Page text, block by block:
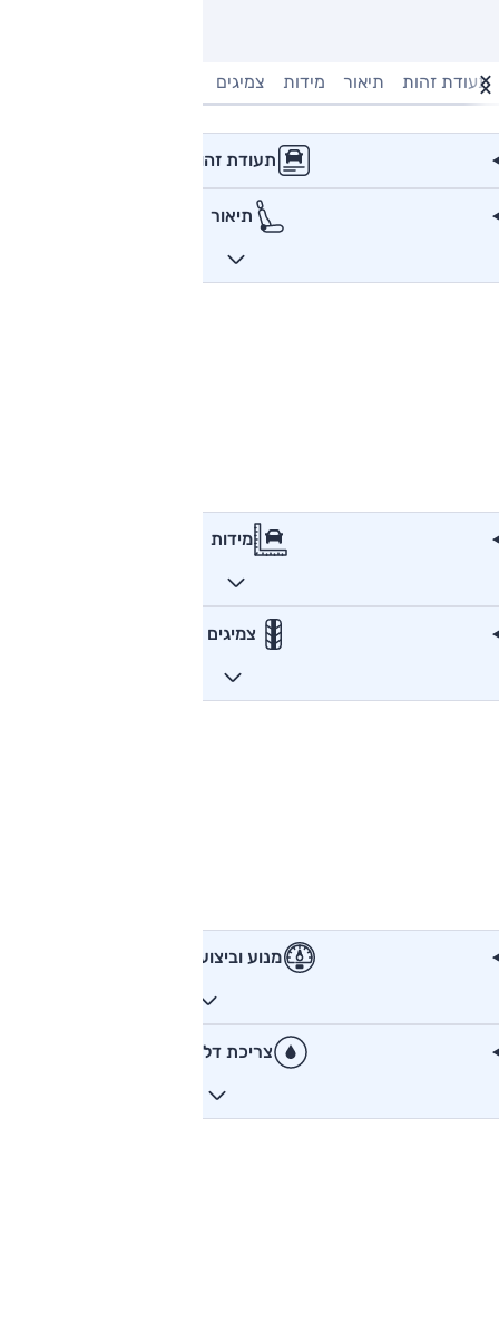
תעודת זהות תיאור מידות צמיגים
תעודת זהות
תיאור
מידות
צמיגים
מנוע וביצועים
צריכת דלק